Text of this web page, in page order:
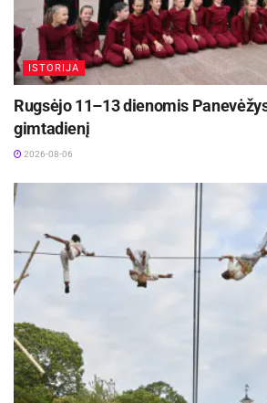
ISTORIJA
Rugsėjo 11–13 dienomis
gimtadienį
2026-08-06